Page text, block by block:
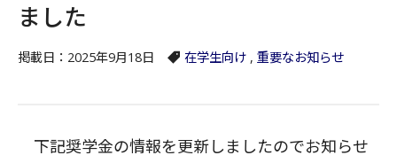
ました
掲載日：2025年9月18日 在学生向け , 重要なお知らせ
下記奨学金の情報を更新しましたのでお知らせ